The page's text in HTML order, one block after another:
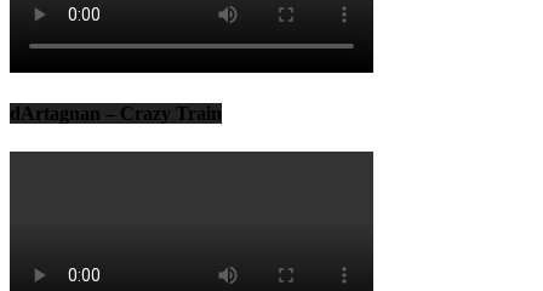
dArtagnan – Crazy Train